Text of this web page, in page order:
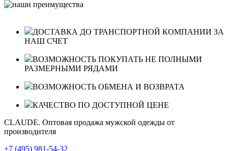
ДОСТАВКА ДО ТРАНСПОРТНОЙ КОМПАНИИ ЗА
НАШ СЧЕТ
ВОЗМОЖНОСТЬ ПОКУПАТЬ НЕ ПОЛНЫМИ
РАЗМЕРНЫМИ РЯДАМИ
ВОЗМОЖНОСТЬ ОБМЕНА И ВОЗВРАТА
КАЧЕСТВО ПО ДОСТУПНОЙ ЦЕНЕ
CLAUDE. Оптовая продажа мужской одежды от
производителя
+7 (495) 981-54-32